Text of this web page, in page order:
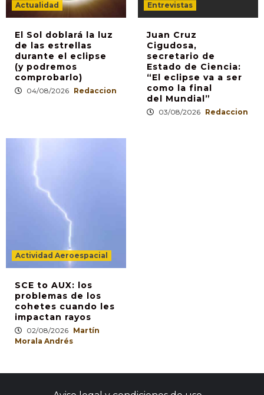
Actualidad
El Sol doblará la luz
de las estrellas
durante el eclipse
(y podremos
comprobarlo)
04/08/2026 Redaccion
Entrevistas
Juan Cruz
Cigudosa,
secretario de
Estado de Ciencia:
“El eclipse va a ser
como la final
del Mundial”
03/08/2026 Redaccion
Actividad Aeroespacial
SCE to AUX: los
problemas de los
cohetes cuando les
impactan rayos
02/08/2026 Martín
Morala Andrés